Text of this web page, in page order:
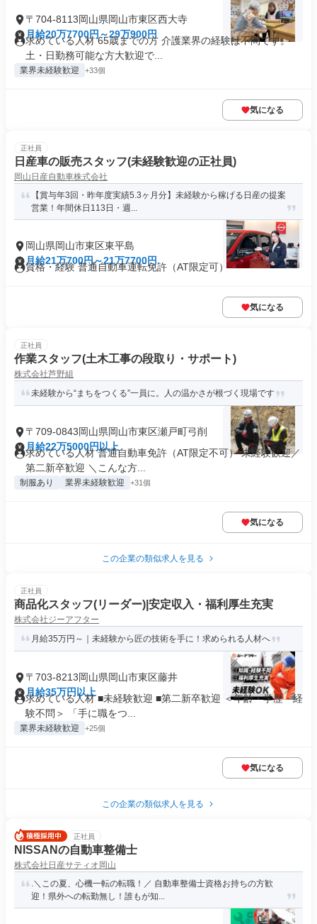
〒704-8113岡山県岡山市東区西大寺
月給20万7700円～29万900円
求めている人材 65歳までの方 介護業界の経験は不問です。
土・日勤務可能な方大歓迎で...
業界未経験歓迎 +33個
気になる
正社員
日産車の販売スタッフ(未経験歓迎の正社員)
岡山日産自動車株式会社
【賞与年3回・昨年度実績5.3ヶ月分】未経験から稼げる日産の提案
営業！年間休日113日・週...
岡山県岡山市東区東平島
月給21万700円～21万7700円
資格・経験 普通自動車運転免許（AT限定可）
気になる
正社員
作業スタッフ(土木工事の段取り・サポート)
株式会社芦野組
未経験から“まちをつくる”一員に。人の温かさが根づく現場です
〒709-0843岡山県岡山市東区瀬戸町弓削
月給22万5000円以上
求めている人材 普通自動車免許（AT限定不可） 未経験歓迎／
第二新卒歓迎 ＼こんな方...
制服あり 業界未経験歓迎 +31個
気になる
この企業の類似求人を見る
正社員
商品化スタッフ(リーダー)|安定収入・福利厚生充実
株式会社ジーアフター
月給35万円～｜未経験から匠の技術を手に！求められる人材へ
〒703-8213岡山県岡山市東区藤井
月給35万円以上
求めている人材 ■未経験歓迎 ■第二新卒歓迎 ＜年齢・学歴・経
験不問＞ 「手に職をつ...
業界未経験歓迎 +25個
気になる
この企業の類似求人を見る
正社員
NISSANの自動車整備士
株式会社日産サティオ岡山
.＼この夏、心機一転の転職！／ 自動車整備士資格お持ちの方歓
迎！県外への転勤無し！誰もが知...